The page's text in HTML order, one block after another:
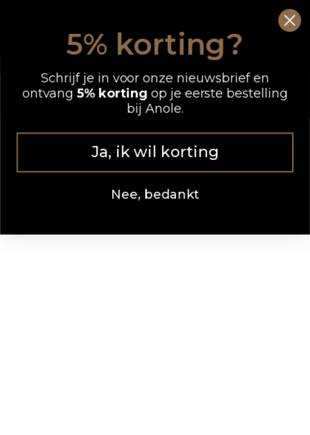
inhoud
5% korting?
Schrijf je in voor onze nieuwsbrief en
ontvang5% korting op je eerste bestelling
bij Anole.
Ja, ik wil korting
Nee, bedankt